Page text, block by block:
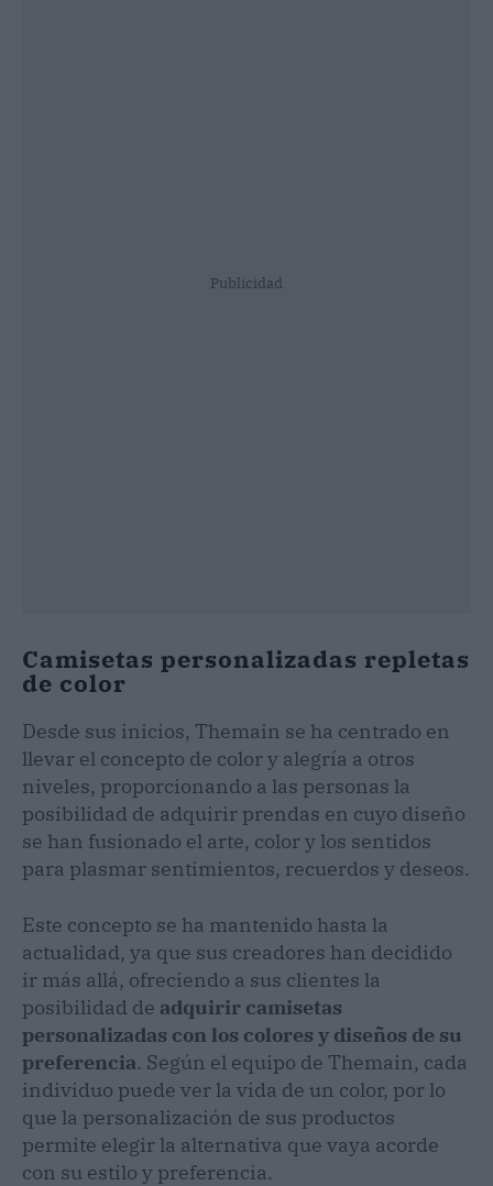
Publicidad
Camisetas personalizadas repletas
de color
Desde sus inicios, Themain se ha centrado en
llevar el concepto de color y alegría a otros
niveles, proporcionando a las personas la
posibilidad de adquirir prendas en cuyo diseño
se han fusionado el arte, color y los sentidos
para plasmar sentimientos, recuerdos y deseos.
Este concepto se ha mantenido hasta la
actualidad, ya que sus creadores han decidido
ir más allá, ofreciendo a sus clientes la
posibilidad de adquirir camisetas
personalizadas con los colores y diseños de su
preferencia. Según el equipo de Themain, cada
individuo puede ver la vida de un color, por lo
que la personalización de sus productos
permite elegir la alternativa que vaya acorde
con su estilo y preferencia.